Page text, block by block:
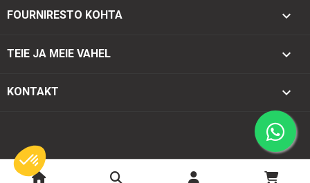
FOURNIRESTO KOHTA 
TEIE JA MEIE VAHEL 
KONTAKT keyboard_arrow_down
© 2026 - Fourniresto